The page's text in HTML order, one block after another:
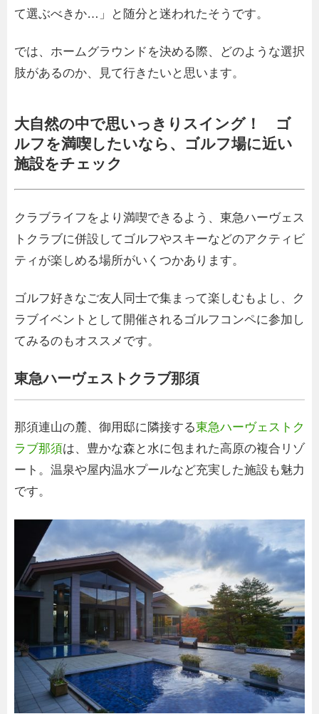
て選ぶべきか…」と随分と迷われたそうです。
では、ホームグラウンドを決める際、どのような選択
肢があるのか、見て行きたいと思います。
大自然の中で思いっきりスイング！ ゴ
ルフを満喫したいなら、ゴルフ場に近い
施設をチェック
クラブライフをより満喫できるよう、東急ハーヴェス
トクラブに併設してゴルフやスキーなどのアクティビ
ティが楽しめる場所がいくつかあります。
ゴルフ好きなご友人同士で集まって楽しむもよし、ク
ラブイベントとして開催されるゴルフコンペに参加し
てみるのもオススメです。
東急ハーヴェストクラブ那須
那須連山の麓、御用邸に隣接する東急ハーヴェストク
ラブ那須は、豊かな森と水に包まれた高原の複合リゾ
ート。温泉や屋内温水プールなど充実した施設も魅力
です。